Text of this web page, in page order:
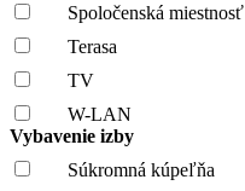
Spoločenská miestnosť
Terasa
TV
W-LAN
Vybavenie izby
Súkromná kúpeľňa